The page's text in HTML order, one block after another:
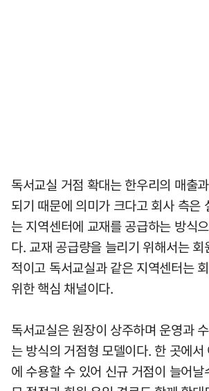
독서교실 거점 확대는 한우리의 매출
되기 때문에 의미가 크다고 회사 측은
는 지역센터에 교재를 공급하는 방식
다. 교재 공급량을 늘리기 위해서는
적이고 독서교실과 같은 지역센터는
위한 핵심 채널이다.
독서교실은 원장이 상주하며 운영과
는 방식의 거점형 모델이다. 한 곳에서
에 수용할 수 있어 신규 거점이 늘어